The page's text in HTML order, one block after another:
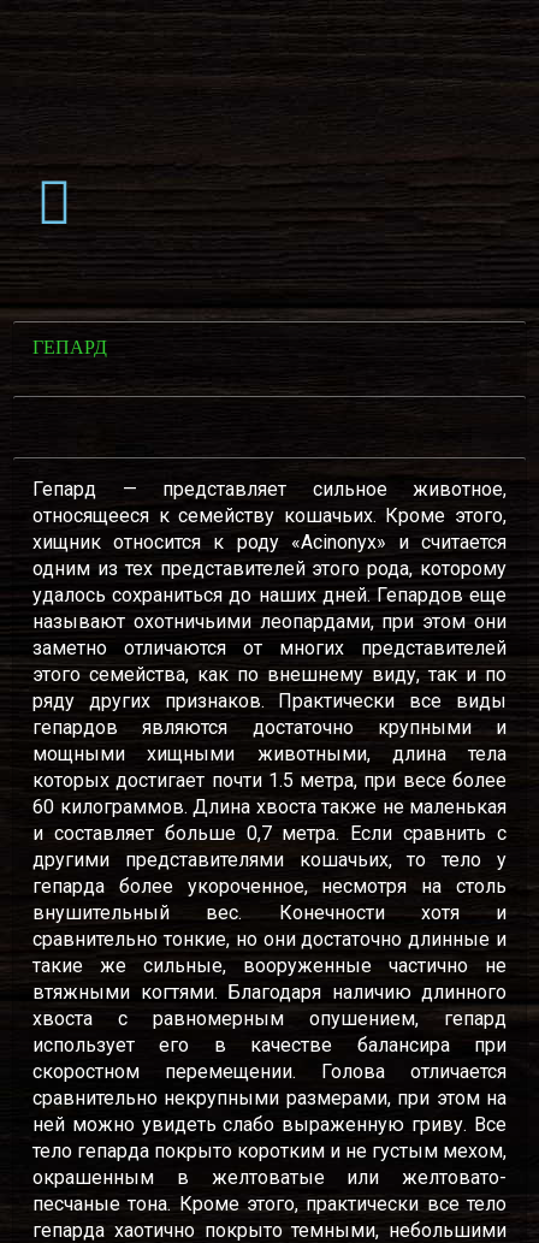
ГЕПАРД
Гепард — представляет сильное животное,
относящееся к семейству кошачьих. Кроме этого,
хищник относится к роду «Acinonyx» и считается
одним из тех представителей этого рода, которому
удалось сохраниться до наших дней. Гепардов еще
называют охотничьими леопардами, при этом они
заметно отличаются от многих представителей
этого семейства, как по внешнему виду, так и по
ряду других признаков. Практически все виды
гепардов являются достаточно крупными и
мощными хищными животными, длина тела
которых достигает почти 1.5 метра, при весе более
60 килограммов. Длина хвоста также не маленькая
и составляет больше 0,7 метра. Если сравнить с
другими представителями кошачьих, то тело у
гепарда более укороченное, несмотря на столь
внушительный вес. Конечности хотя и
сравнительно тонкие, но они достаточно длинные и
такие же сильные, вооруженные частично не
втяжными когтями. Благодаря наличию длинного
хвоста с равномерным опушением, гепард
использует его в качестве балансира при
скоростном перемещении. Голова отличается
сравнительно некрупными размерами, при этом на
ней можно увидеть слабо выраженную гриву. Все
тело гепарда покрыто коротким и не густым мехом,
окрашенным в желтоватые или желтовато-
песчаные тона. Кроме этого, практически все тело
гепарда хаотично покрыто темными, небольшими